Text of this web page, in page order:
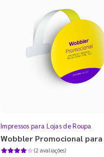
Impressos para Lojas de Roupa
Wobbler Promocional para
(2 avaliações)